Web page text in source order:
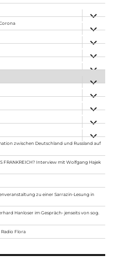
anzeigen
anzeigen
anzeigen
anzeigen
anzeigen
anzeigen
anzeigen
anzeigen
anzeigen
zwischen Deutschland und Russland auf
FRANKREICH? Interview mit Wolfgang Hajek
zu einer Sarrazin-Lesung in
Hanloser im Gespräch- jenseits von sog.
Flora